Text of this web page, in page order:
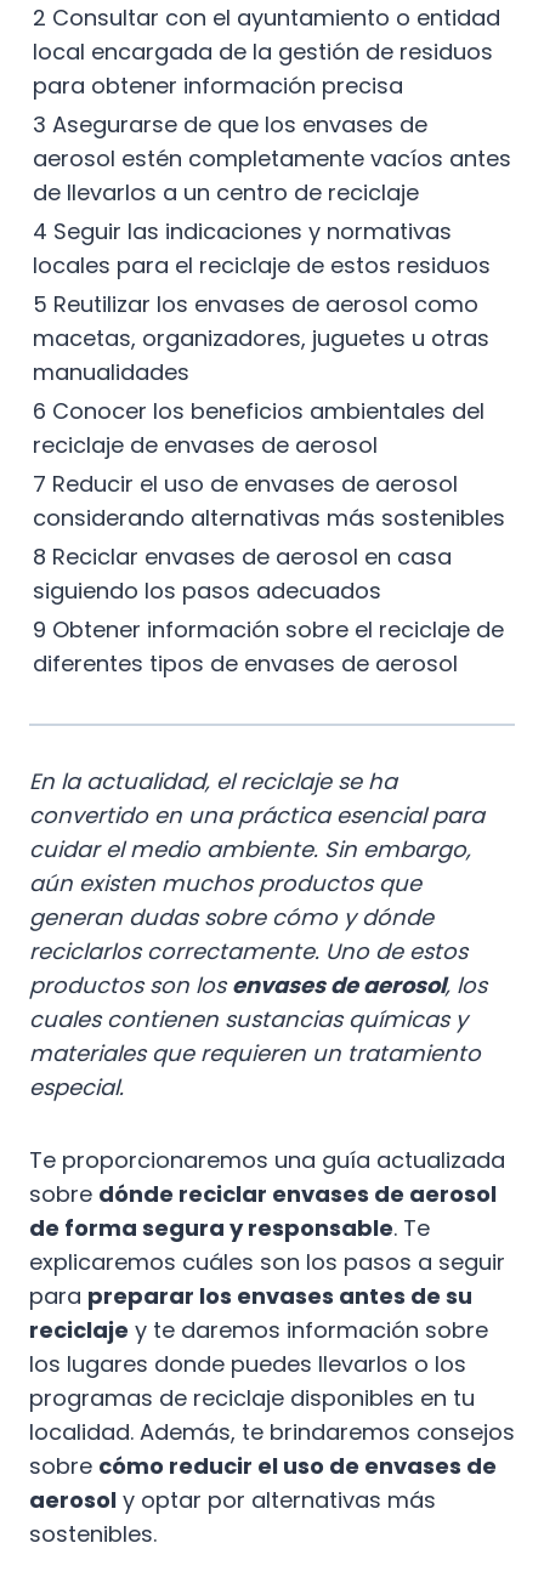
2 Consultar con el ayuntamiento o entidad
local encargada de la gestión de residuos
para obtener información precisa
3 Asegurarse de que los envases de
aerosol estén completamente vacíos antes
de llevarlos a un centro de reciclaje
4 Seguir las indicaciones y normativas
locales para el reciclaje de estos residuos
5 Reutilizar los envases de aerosol como
macetas, organizadores, juguetes u otras
manualidades
6 Conocer los beneficios ambientales del
reciclaje de envases de aerosol
7 Reducir el uso de envases de aerosol
considerando alternativas más sostenibles
8 Reciclar envases de aerosol en casa
siguiendo los pasos adecuados
9 Obtener información sobre el reciclaje de
diferentes tipos de envases de aerosol
En la actualidad, el reciclaje se ha
convertido en una práctica esencial para
cuidar el medio ambiente. Sin embargo,
aún existen muchos productos que
generan dudas sobre cómo y dónde
reciclarlos correctamente. Uno de estos
productos son losenvases de aerosol, los
cuales contienen sustancias químicas y
materiales que requieren un tratamiento
especial.
Te proporcionaremos una guía actualizada
sobre dónde reciclar envases de aerosol
de forma segura y responsable. Te
explicaremos cuáles son los pasos a seguir
para preparar los envases antes de su
reciclaje y te daremos información sobre
los lugares donde puedes llevarlos o los
programas de reciclaje disponibles en tu
localidad. Además, te brindaremos consejos
sobre cómo reducir el uso de envases de
aerosol y optar por alternativas más
sostenibles.